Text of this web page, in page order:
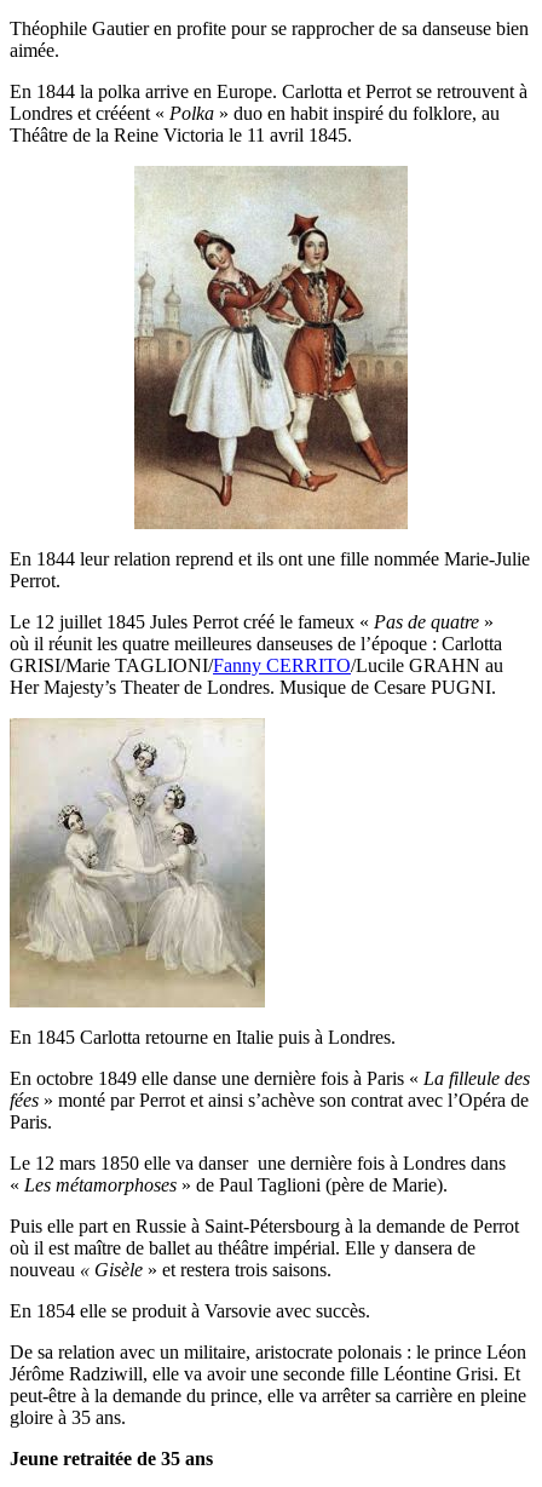
Théophile Gautier en profite pour se rapprocher de sa danseuse bien
aimée.
En 1844 la polka arrive en Europe. Carlotta et Perrot se retrouvent à
Londres et crééent « Polka » duo en habit inspiré du folklore, au
Théâtre de la Reine Victoria le 11 avril 1845.
En 1844 leur relation reprend et ils ont une fille nommée Marie-Julie
Perrot.
Le 12 juillet 1845 Jules Perrot créé le fameux « Pas de quatre »
où il réunit les quatre meilleures danseuses de l’époque : Carlotta
GRISI/Marie TAGLIONI/Fanny CERRITO/Lucile GRAHN au
Her Majesty’s Theater de Londres. Musique de Cesare PUGNI.
En 1845 Carlotta retourne en Italie puis à Londres.
En octobre 1849 elle danse une dernière fois à Paris « La filleule des
fées » monté par Perrot et ainsi s’achève son contrat avec l’Opéra de
Paris.
Le 12 mars 1850 elle va danser une dernière fois à Londres dans
« Les métamorphoses » de Paul Taglioni (père de Marie).
Puis elle part en Russie à Saint-Pétersbourg à la demande de Perrot
où il est maître de ballet au théâtre impérial. Elle y dansera de
nouveau « Gisèle » et restera trois saisons.
En 1854 elle se produit à Varsovie avec succès.
De sa relation avec un militaire, aristocrate polonais : le prince Léon
Jérôme Radziwill, elle va avoir une seconde fille Léontine Grisi. Et
peut-être à la demande du prince, elle va arrêter sa carrière en pleine
gloire à 35 ans.
Jeune retraitée de 35 ans